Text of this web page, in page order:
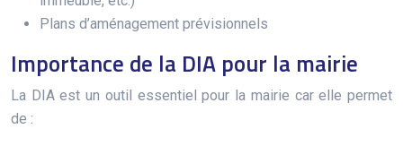
Plans d’aménagement prévisionnels
Importance de la DIA pour la mairie
La DIA est un outil essentiel pour la mairie car elle permet
de :